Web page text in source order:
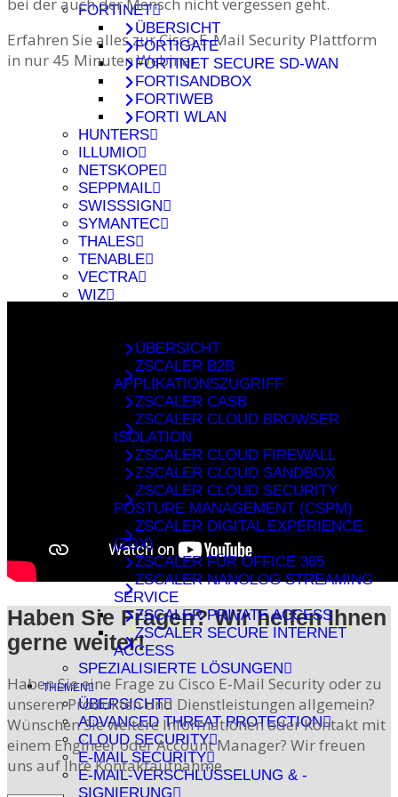
FORTINET
ÜBERSICHT
FORTIGATE
FORTINET SECURE SD-WAN
FORTISANDBOX
FORTIWEB
FORTI WLAN
HUNTERS
ILLUMIO
NETSKOPE
SEPPMAIL
SWISSSIGN
SYMANTEC
THALES
TENABLE
VECTRA
WIZ
ÜBERSICHT
ZSCALER B2B
APPLIKATIONSZUGRIFF
ZSCALER CASB
ZSCALER CLOUD BROWSER
ISOLATION
ZSCALER CLOUD FIREWALL
ZSCALER CLOUD SANDBOX
ZSCALER CLOUD SECURITY
POSTURE MANAGEMENT (CSPM)
ZSCALER DIGITAL EXPERIENCE
(ZDX)
ZSCALER FÜR OFFICE 365
ZSCALER NANOLOG STREAMING
SERVICE
ZSCALER PRIVATE ACCESS
ZSCALER SECURE INTERNET
ACCESS
SPEZIALISIERTE LÖSUNGEN
THEMEN
ÜBERSICHT
ADVANCED THREAT PROTECTION
CLOUD SECURITY
E-MAIL SECURITY
E-MAIL-VERSCHLÜSSELUNG & -
SIGNIERUNG
Erfahren Sie alles zur Cisco E-Mail Security Plattform
in nur 45 Minuten Webinar.
Haben Sie Fragen? Wir helfen Ihnen
gerne weiter!
Haben Sie eine Frage zu Cisco E-Mail Security oder zu
unseren Produkten und Dienstleistungen allgemein?
Wünschen Sie weitere Informationen oder Kontakt mit
einem Engineer oder Account Manager? Wir freuen
uns auf Ihre Kontaktaufnahme.